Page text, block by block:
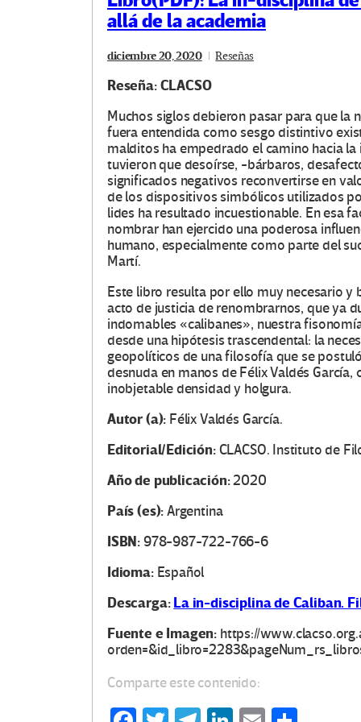
allá de la academia
diciembre 20, 2020 Reseñas
Reseña: CLACSO
Muchos siglos debieron pasar para que la
fuera entendida como sesgo distintivo
malditos ha empedrado el camino hacia
tuvieron que desoírse, -bárbaros,
significados negativos reconvertirse en
de los dispositivos simbólicos utilizados
lides ha resultado incuestionable. En esa
nombrar han ejercido una poderosa
humano, especialmente como parte del
Martí.
Este libro resulta por ello muy necesario y
acto de justicia de renombrarnos, que ya
indomables «calibanes», nuestra
desde una hipótesis trascendental: la
geopolíticos de una filosofía que se
desnuda en manos de Félix Valdés
inobjetable densidad y holgura.
Autor (a): Félix Valdés García.
Editorial/Edición:CLACSO. Instituto de
Año de publicación:2020
País (es):Argentina
ISBN:978-987-722-766-6
Idioma:Español
Descarga:La in-disciplina de Caliban.
Fuente e Imagen: https://
Comparte este contenido: